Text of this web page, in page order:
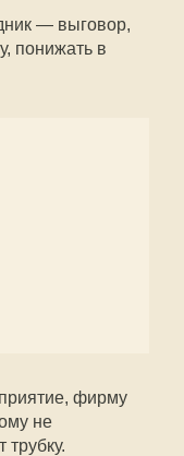
— выговор,
понижать в
фирму
не
трубку.